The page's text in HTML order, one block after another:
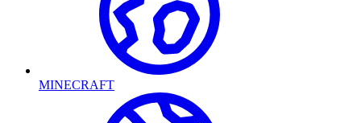
MINECRAFT